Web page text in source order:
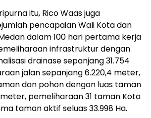
itu, Rico Waas juga
pencapaian Wali Kota dan
dalam 100 hari pertama kerja
infrastruktur dengan
drainase sepanjang 31.754
jalan sepanjang 6.220,4 meter,
dan pohon dengan luas taman
pemeliharaan 31 taman Kota
taman aktif seluas 33.998 Ha.